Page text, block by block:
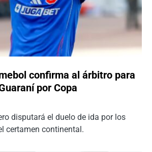
confirma al árbitro para
por Copa
disputará el duelo de ida por los
certamen continental.